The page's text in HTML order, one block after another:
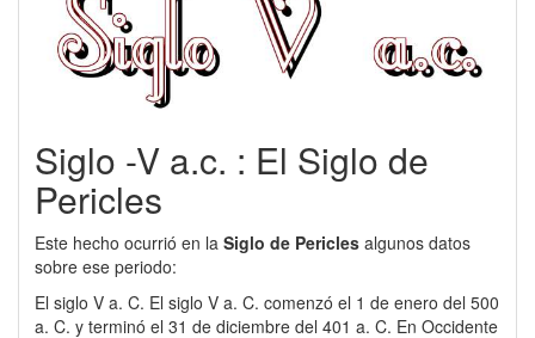
Siglo -V a.c. : El Siglo de
Pericles
Este hecho ocurrió en la Siglo de Pericles algunos datos
sobre ese periodo:
El siglo V a. C. El siglo V a. C. comenzó el 1 de enero del 500
a. C. y terminó el 31 de diciembre del 401 a. C. En Occidente